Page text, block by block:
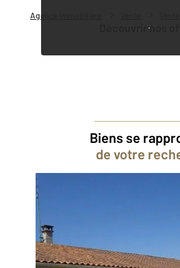
Agence immobilière
Découvrir nos
Biens se
de votre